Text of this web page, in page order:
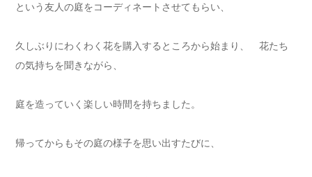
という友人の庭をコーディネートさせてもらい、
久しぶりにわくわく花を購入するところから始まり、 花たち
の気持ちを聞きながら、
庭を造っていく楽しい時間を持ちました。
帰ってからもその庭の様子を思い出すたびに、